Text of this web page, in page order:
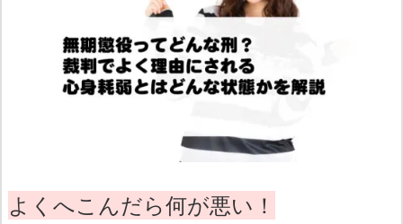
よくへこんだら何が悪い！